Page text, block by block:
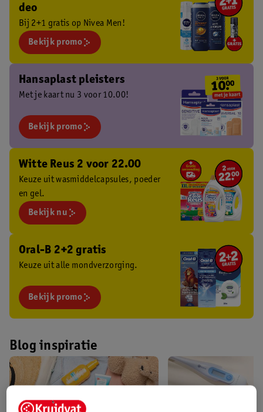
deo
Bij 2+1 gratis op Nivea Men!
Bekijk promo
Hansaplast pleisters
Met je kaart nu 3 voor 10.00!
Bekijk promo
Witte Reus 2 voor 22.00
Keuze uit wasmiddelcapsules, poeder
en gel.
Bekijk nu
Oral-B 2+2 gratis
Keuze uit alle mondverzorging.
Bekijk promo
Blog inspiratie